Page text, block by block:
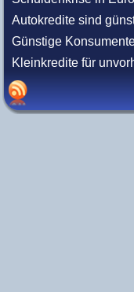
Autokredite sind
Günstige
Kleinkredite für